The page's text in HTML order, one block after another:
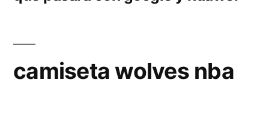
camiseta wolves nba